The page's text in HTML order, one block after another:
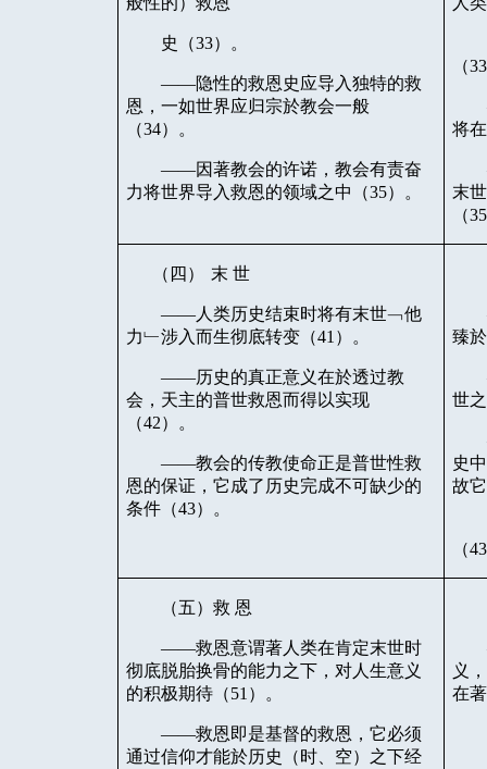
史（33）。
——隐性的救恩史应导入独特的救
恩，一如世界应归宗於教会一般
（34）。
——因著教会的许诺，教会有责奋
力将世界导入救恩的领域之中（35）。
（33
将
末
（35
（四） 末 世
——人类历史结束时将有末世﹁他
力﹂涉入而生彻底转变（41 ）。
——历史的真正意义在於透过教
会，天主的普世救恩而得以实现
（42）。
——教会的传教使命正是普世性救
恩的保证，它成了历史完成不可缺少的
条件（43）。
臻
世
史
故
（43
（五）救 恩
——救恩意谓著人类在肯定末世时
彻底脱胎换骨的能力之下，对人生意义
的积极期待（51 ）。
——救恩即是基督的救恩，它必须
通过信仰才能於历史（时、空）之下经
义
在